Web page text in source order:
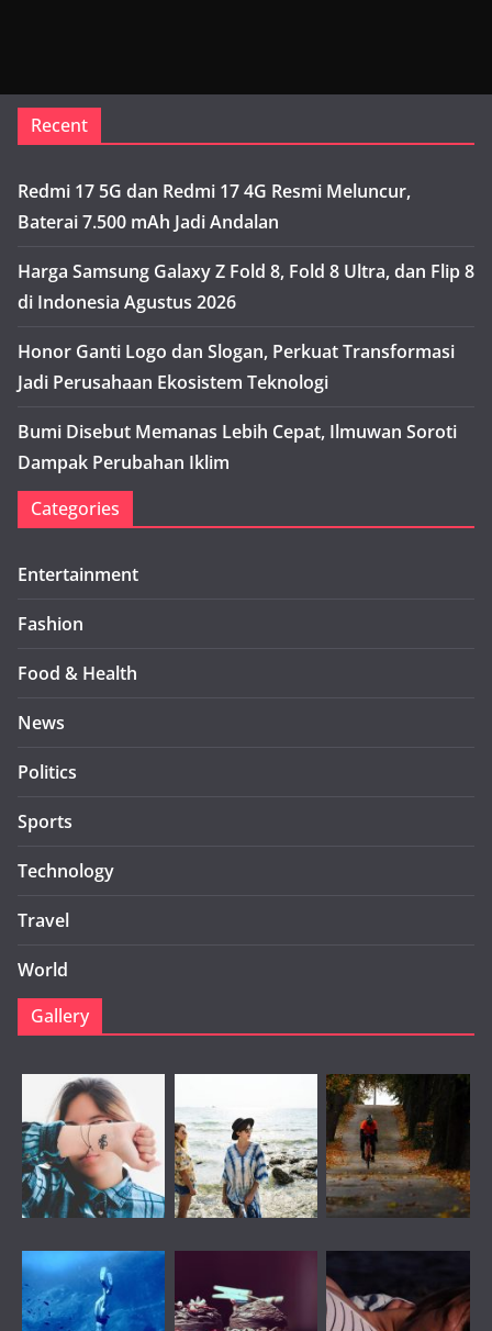
Recent
Redmi 17 5G dan Redmi 17 4G Resmi Meluncur,
Baterai 7.500 mAh Jadi Andalan
Harga Samsung Galaxy Z Fold 8, Fold 8 Ultra, dan Flip 8
di Indonesia Agustus 2026
Honor Ganti Logo dan Slogan, Perkuat Transformasi
Jadi Perusahaan Ekosistem Teknologi
Bumi Disebut Memanas Lebih Cepat, Ilmuwan Soroti
Dampak Perubahan Iklim
Categories
Entertainment
Fashion
Food & Health
News
Politics
Sports
Technology
Travel
World
Gallery